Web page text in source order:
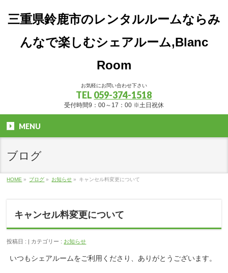
三重県鈴鹿市のレンタルルームならみ
んなで楽しむシェアルーム,Blanc
Room
お気軽にお問い合わせ下さい
TEL 059-374-1518
受付時間9：00～17：00 ※土日祝休
MENU
ブログ
HOME » ブログ » お知らせ » キャンセル料変更について
キャンセル料変更について
投稿日 : | カテゴリー : お知らせ
いつもシェアルームをご利用くださり、ありがとうございます。